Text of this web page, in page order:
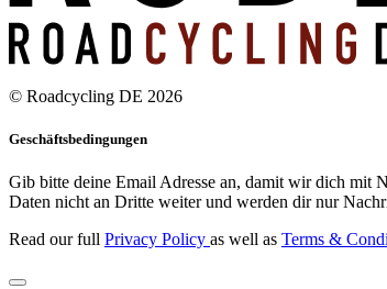
© Roadcycling DE 2026
Geschäftsbedingungen
Gib bitte deine Email Adresse an, damit wir dich mit
Daten nicht an Dritte weiter und werden dir nur
Read our full Privacy Policy as well as Terms &